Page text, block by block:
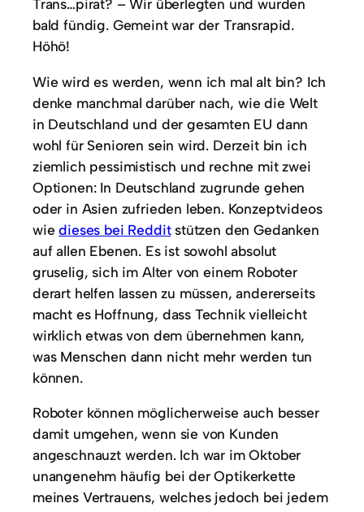
Trans…pirat? – Wir überlegten und wurden
bald fündig. Gemeint war der Transrapid.
Höhö!
Wie wird es werden, wenn ich mal alt bin? Ich
denke manchmal darüber nach, wie die Welt
in Deutschland und der gesamten EU dann
wohl für Senioren sein wird. Derzeit bin ich
ziemlich pessimistisch und rechne mit zwei
Optionen: In Deutschland zugrunde gehen
oder in Asien zufrieden leben. Konzeptvideos
wiedieses bei Redditstützen den Gedanken
auf allen Ebenen. Es ist sowohl absolut
gruselig, sich im Alter von einem Roboter
derart helfen lassen zu müssen, andererseits
macht es Hoffnung, dass Technik vielleicht
wirklich etwas von dem übernehmen kann,
was Menschen dann nicht mehr werden tun
können.
Roboter können möglicherweise auch besser
damit umgehen, wenn sie von Kunden
angeschnauzt werden. Ich war im Oktober
unangenehm häufig bei der Optikerkette
meines Vertrauens, welches jedoch bei jedem